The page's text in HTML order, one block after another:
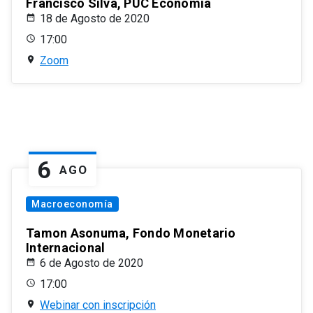
Francisco Silva, PUC Economía
18 de Agosto de 2020
17:00
Zoom
6 AGO
Macroeconomía
Tamon Asonuma, Fondo Monetario
Internacional
6 de Agosto de 2020
17:00
Webinar con inscripción